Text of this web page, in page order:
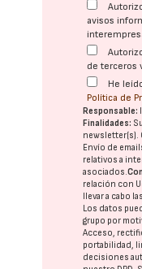
avisos
de terceros
He
Política de
Responsable:
Finalidades:
newsletter(s).
Envío de
relativos a
asociados.
relación con
llevar a cabo
Los datos
grupo por
Acceso,
portabilidad,
decisiones